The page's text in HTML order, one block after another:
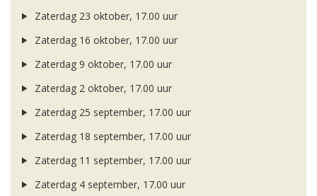
Zaterdag 23 oktober, 17.00 uur
Zaterdag 16 oktober, 17.00 uur
Zaterdag 9 oktober, 17.00 uur
Zaterdag 2 oktober, 17.00 uur
Zaterdag 25 september, 17.00 uur
Zaterdag 18 september, 17.00 uur
Zaterdag 11 september, 17.00 uur
Zaterdag 4 september, 17.00 uur